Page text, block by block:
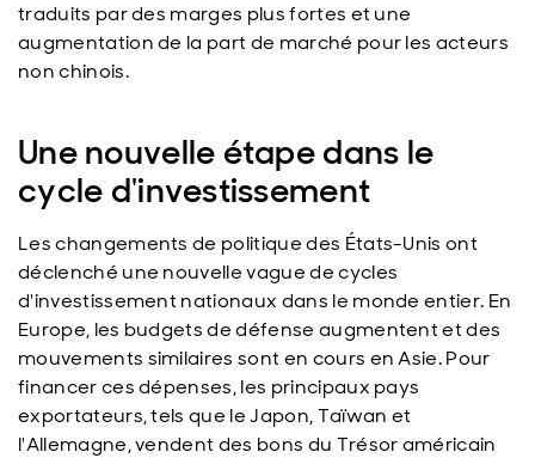
traduits par des marges plus fortes et une
augmentation de la part de marché pour les acteurs
non chinois.
Une nouvelle étape dans le
cycle d'investissement
Les changements de politique des États-Unis ont
déclenché une nouvelle vague de cycles
d'investissement nationaux dans le monde entier. En
Europe, les budgets de défense augmentent et des
mouvements similaires sont en cours en Asie. Pour
financer ces dépenses, les principaux pays
exportateurs, tels que le Japon, Taïwan et
l'Allemagne, vendent des bons du Trésor américain